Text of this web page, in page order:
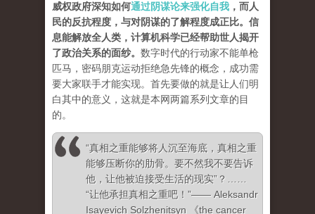
威权政府深知如何通过阴谋论来强化自我 ，而人
民的反抗程度，与对阴谋的了解程度成正比。信
息能解放全人类，计算机科学已经帮助世人揭开
了政治关系的面纱。 数字时代的行动家不能单枪
匹马，密码朋克运动拒绝急先锋的概念，成功需
要大家联手才能实现。首先要做的就是让人们明
白其中的意义，这就是本网两篇系列文章的目
的。
“真相之重能够将人沉至海底，真相之重
能够压断你的肋骨。要不然我不要告诉
他，让他被迫接受生活的现实”？……
“让他承担真相之重吧！”—— Aleksandr
Isayevich Solzhenitsyn 《the cancer